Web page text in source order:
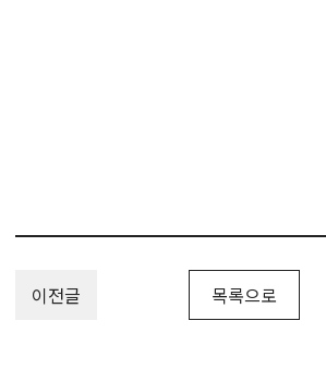
이전글 목록으로